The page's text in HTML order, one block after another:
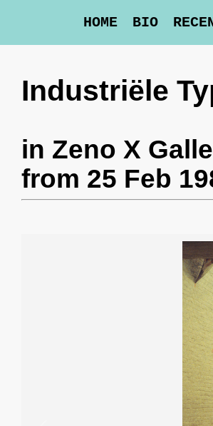
HOME BIO
Industriële
in Zeno X
from 25 Feb